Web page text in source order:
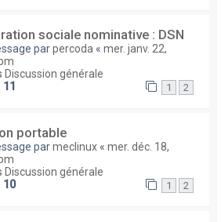
sociale nominative : DSN
parpercoda « mer. janv. 22,
Discussion générale
11 1 2
portable
parmeclinux « mer. déc. 18,
Discussion générale
10 1 2